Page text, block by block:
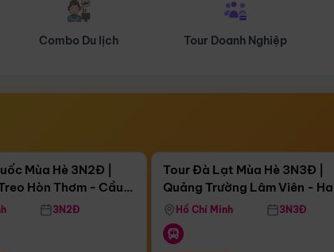
Tour Doanh Nghiệp Du lịch Hành Hương
Hòn Thơm
Mùa Hè 3N2Đ |
Hòn Thơm - Cầu
Viên Nước Aquatopia
3N2Đ
Còn03 ngày 16:35:35
Tour Đà Lạt Mùa Hè 3N3Đ |
Quảng Trường Lâm Viên -
Hill - Puppy Farm
Hồ Chí Minh 3N3Đ